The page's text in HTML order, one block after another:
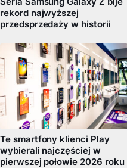
rekord najwyższej
przedsprzedaży w historii
Te smartfony klienci Play
wybierali najczęściej w
pierwszej połowie 2026 roku